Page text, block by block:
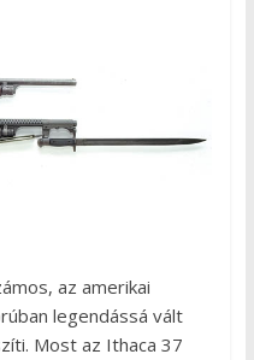
az amerikai
legendássá vált
Most az Ithaca 37